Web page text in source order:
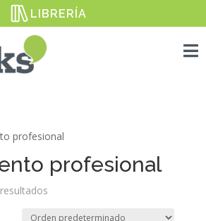
LIBRERÍA

profesional
profesional